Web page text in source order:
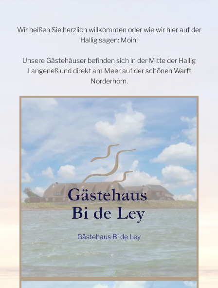
Wir heißen Sie herzlich willkommen oder wie wir hier auf der
Hallig sagen: Moin!
Unsere Gästehäuser befinden sich in der Mitte der Hallig
Langeneß und direkt am Meer auf der schönen Warft
Norderhörn.
Gästehaus Bi de Ley